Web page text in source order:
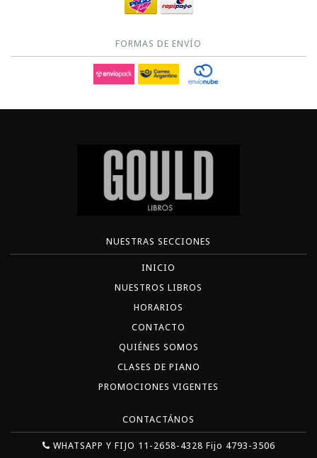
FORMAS DE ENVÍO
NUESTRAS SECCIONES
INICIO
NUESTROS LIBROS
HORARIOS
CONTACTO
QUIÉNES SOMOS
CLASES DE PIANO
PROMOCIONES VIGENTES
CONTACTÁNOS
WHATSAPP Y FIJO 11-2658-4328 Fijo 4793-3506